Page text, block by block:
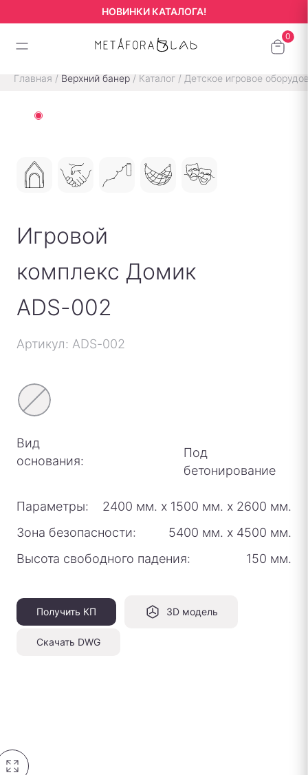
НОВИНКИ КАТАЛОГА!
Главная / Верхний банер / Каталог / Детское игровое
Игровой
комплекс Домик
ADS-002
Артикул: ADS-002
Вид
основания:
Под
бетонирование
Параметры: 2400 мм. х 1500 мм. х 2600 мм.
Зона безопасности:
5400 мм. х 4500 мм.
Высота свободного падения:
150 мм.
Получить КП 3D модель
Скачать DWG